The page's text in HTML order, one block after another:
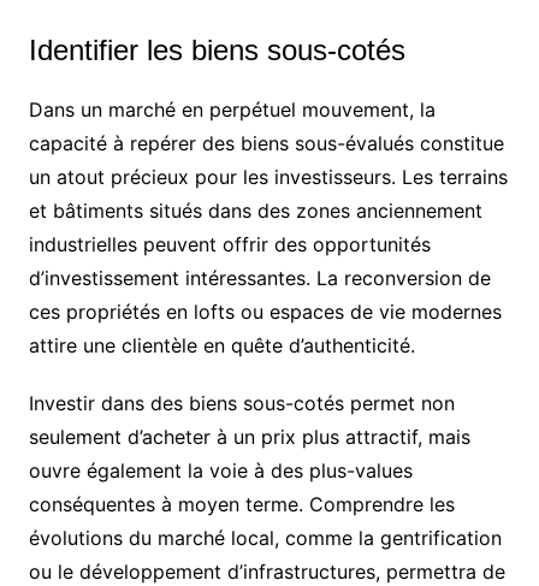
Identifier les biens sous-cotés
Dans un marché en perpétuel mouvement, la
capacité à repérer des biens sous-évalués constitue
un atout précieux pour les investisseurs. Les terrains
et bâtiments situés dans des zones anciennement
industrielles peuvent offrir des opportunités
d’investissement intéressantes. La reconversion de
ces propriétés en lofts ou espaces de vie modernes
attire une clientèle en quête d’authenticité.
Investir dans des biens sous-cotés permet non
seulement d’acheter à un prix plus attractif, mais
ouvre également la voie à des plus-values
conséquentes à moyen terme. Comprendre les
évolutions du marché local, comme la gentrification
ou le développement d’infrastructures, permettra de